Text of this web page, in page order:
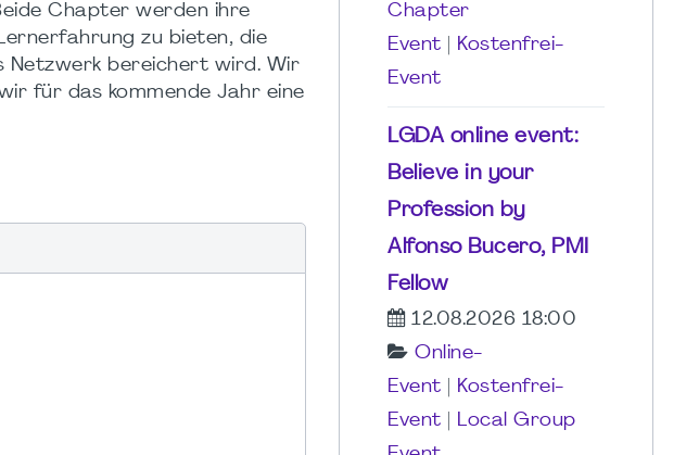
Chapter werden ihre
zu bieten, die
Netzwerk bereichert wird. Wir
für das kommende Jahr eine
Chapter
Event
Kostenfrei-
Event
LGDA online event:
Believe in your
Profession by
Alfonso Bucero, PMI
Fellow
12.08.2026 18:00
Online-
Event
Kostenfrei-
Event
Local Group